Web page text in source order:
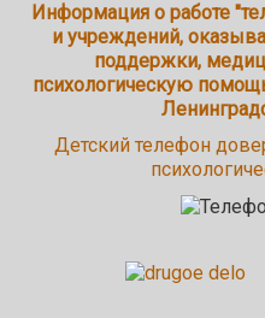
Информация о работе
и учреждений,
поддержки,
психологическую
Детский телефон